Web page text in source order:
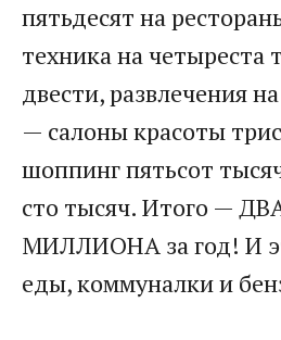
пятьдесят на
техника на четыреста
двести, развлечения
— салоны красоты
шоппинг пятьсот
сто тысяч. Итого —
МИЛЛИОНА за год! И
еды, коммуналки и